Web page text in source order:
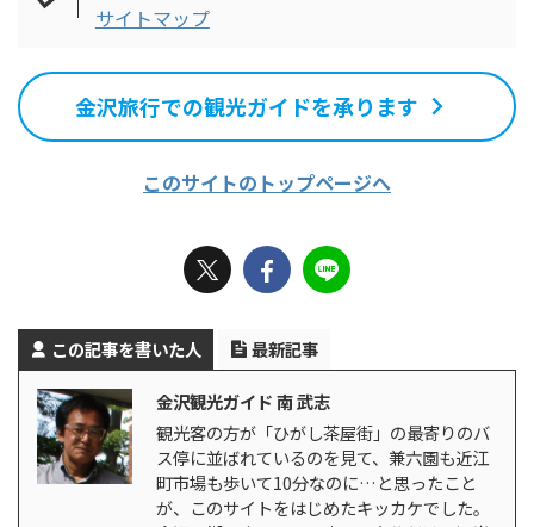
サイトマップ
金沢旅行での観光ガイドを承ります
このサイトのトップページへ
この記事を書いた人 最新記事
金沢観光ガイド 南 武志
観光客の方が「ひがし茶屋街」の最寄りのバ
ス停に並ばれているのを見て、兼六園も近江
町市場も歩いて10分なのに…と思ったこと
が、このサイトをはじめたキッカケでした。